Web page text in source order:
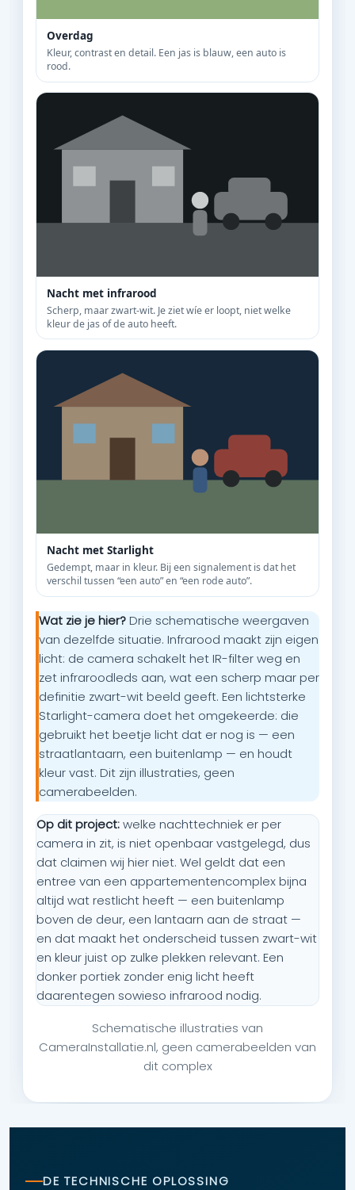
Overdag
Kleur, contrast en detail. Een jas is blauw, een auto is
rood.
Nacht met infrarood
Scherp, maar zwart-wit. Je ziet wíe er loopt, niet welke
kleur de jas of de auto heeft.
Nacht met Starlight
Gedempt, maar in kleur. Bij een signalement is dat het
verschil tussen “een auto” en “een rode auto”.
Wat zie je hier?Drie schematische weergaven
van dezelfde situatie. Infrarood maakt zijn eigen
licht: de camera schakelt het IR-filter weg en
zet infraroodleds aan, wat een scherp maar per
definitie zwart-wit beeld geeft. Een lichtsterke
Starlight-camera doet het omgekeerde: die
gebruikt het beetje licht dat er nog is — een
straatlantaarn, een buitenlamp — en houdt
kleur vast. Dit zijn illustraties, geen
camerabeelden.
Op dit project:welke nachttechniek er per
camera in zit, is niet openbaar vastgelegd, dus
dat claimen wij hier niet. Wel geldt dat een
entree van een appartementencomplex bijna
altijd wat restlicht heeft — een buitenlamp
boven de deur, een lantaarn aan de straat —
en dat maakt het onderscheid tussen zwart-wit
en kleur juist op zulke plekken relevant. Een
donker portiek zonder enig licht heeft
daarentegen sowieso infrarood nodig.
Schematische illustraties van
CameraInstallatie.nl, geen camerabeelden van
dit complex
DE TECHNISCHE OPLOSSING